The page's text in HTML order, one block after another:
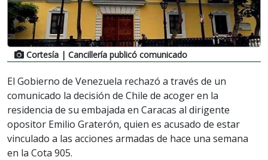
Cortesía | Cancillería publicó comunicado
El Gobierno de Venezuela rechazó a través de un
comunicado la decisión de Chile de acoger en la
residencia de su embajada en Caracas al dirigente
opositor Emilio Graterón, quien es acusado de estar
vinculado a las acciones armadas de hace una semana
en la Cota 905.